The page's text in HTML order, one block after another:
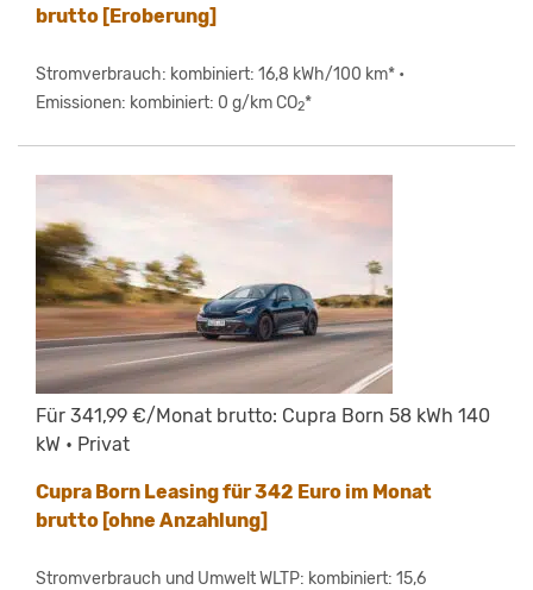
brutto [Eroberung]
Stromverbrauch: kombiniert: 16,8 kWh/100 km* •
Emissionen: kombiniert: 0 g/km CO2*
Für 341,99 €/Monat brutto: Cupra Born 58 kWh 140
kW • Privat
Cupra Born Leasing für 342 Euro im Monat
brutto [ohne Anzahlung]
Stromverbrauch und Umwelt WLTP: kombiniert: 15,6